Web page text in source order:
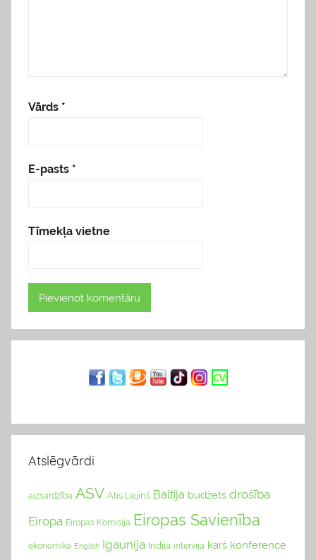
Vārds *
E-pasts *
Tīmekļa vietne
Atslēgvārdi
aizsardzība ASV Atis Lejiņš Baltija budžets drošība
Eiropa Eiropas Komisija Eiropas Savienība
ekonomika English Igaunija Indija intervija karš konference